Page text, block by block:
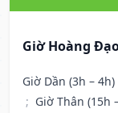
Giờ Hoàng
Giờ Dần (3h – 4h)
; Giờ Thân (15h